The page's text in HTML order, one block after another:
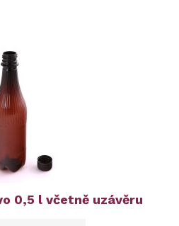
0,5 l včetně uzávěru